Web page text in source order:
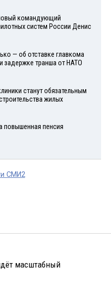
командующий
систем России Денис
— об отставке главкома
задержке транша от НАТО
станут обязательным
жилых
повышенная пенсия
СМИ2
масштабный